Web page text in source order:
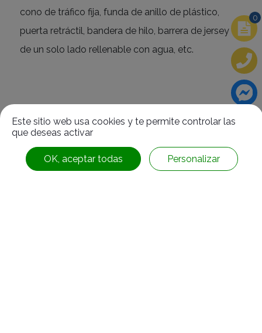
cono de tráfico fija, funda de anillo de plástico,
puerta retráctil, bandera de hilo, barrera de jersey
de un solo lado rellenable con agua, etc.
RelacionadoProductos
0
Este sitio web usa cookies y te permite controlar las
que deseas activar
OK, aceptar todas Personalizar